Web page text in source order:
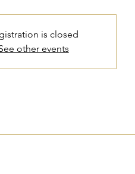
is closed
other events